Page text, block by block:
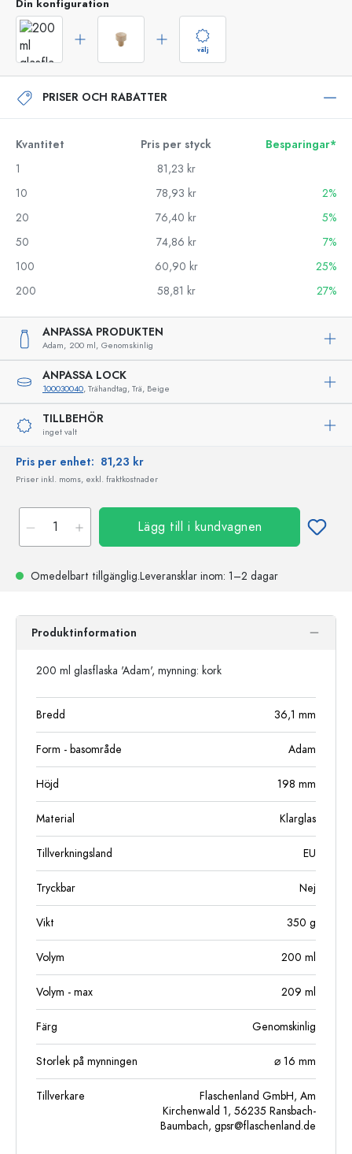
Din konfiguration
välj
PRISER OCH RABATTER
Kvantitet Pris per styck
Besparingar*
1
81,23 kr
10
78,93 kr
2%
20
76,40 kr
5%
50
74,86 kr
7%
100
60,90 kr
25%
200
58,81 kr 27%
ANPASSA PRODUKTEN
Adam, 200 ml, Genomskinlig
ANPASSA LOCK
100030040, Trähandtag, Trä, Beige
TILLBEHÖR
inget valt
Pris per enhet: 81,23 kr
Priser inkl. moms, exkl. fraktkostnader
Lägg till i kundvagnen
Omedelbart tillgänglig.Leveransklar inom: 1–2 dagar
Produktinformation
200 ml glasflaska 'Adam', mynning: kork
Bredd 36,1 mm
Form - basområde Adam
Höjd 198 mm
Material Klarglas
Tillverkningsland EU
Tryckbar Nej
Vikt 350 g
Volym 200 ml
Volym - max 209 ml
Färg Genomskinlig
Storlek på mynningen ⌀ 16 mm
Tillverkare
Flaschenland GmbH, Am
Kirchenwald 1, 56235 Ransbach-
Baumbach, gpsr@flaschenland.de